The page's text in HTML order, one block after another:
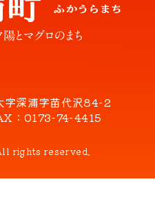
字深浦字苗代沢84-2
0173-74-4415
rights reserved.